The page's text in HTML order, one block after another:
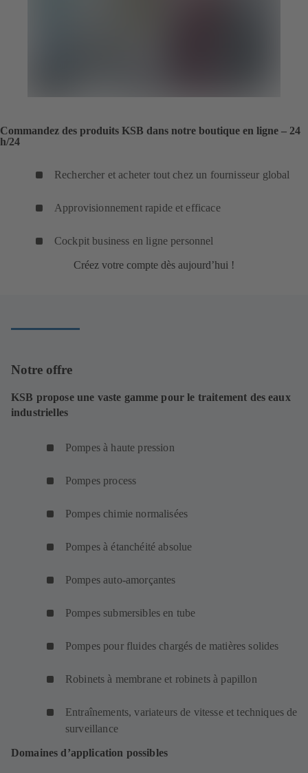
Commandez des produits KSB dans notre boutique en ligne – 24
h/24
Rechercher et acheter tout chez un fournisseur global
Approvisionnement rapide et efficace
Cockpit business en ligne personnel
Créez votre compte dès aujourd’hui !
Notre offre
KSB propose une vaste gamme pour le traitement des eaux
industrielles
Pompes à haute pression
Pompes process
Pompes chimie normalisées
Pompes à étanchéité absolue
Pompes auto-amorçantes
Pompes submersibles en tube
Pompes pour fluides chargés de matières solides
Robinets à membrane et robinets à papillon
Entraînements, variateurs de vitesse et techniques de
surveillance
Domaines d’application possibles